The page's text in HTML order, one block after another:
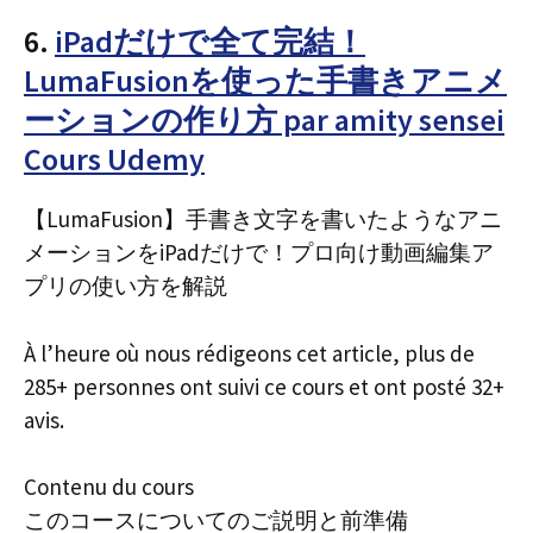
6. iPadだけで全て完結！
LumaFusionを使った手書きアニメ
ーションの作り方 par amity sensei
Cours Udemy
【LumaFusion】手書き文字を書いたようなアニ
メーションをiPadだけで！プロ向け動画編集ア
プリの使い方を解説
À l’heure où nous rédigeons cet article, plus de
285+ personnes ont suivi ce cours et ont posté 32+
avis.
Contenu du cours
このコースについてのご説明と前準備